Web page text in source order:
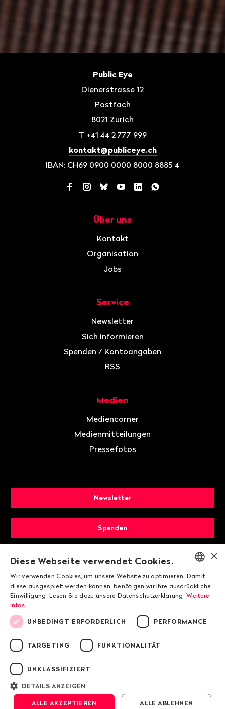
Public Eye
Dienerstrasse 12
Postfach
8021 Zürich
T +41 44 2 777 999
kontakt@publiceye.ch
IBAN: CH69 0900 0000 8000 8885 4
Facebook
Instagram
BlueskyYouTube
LinkedInWhatsApp
Über uns
Kontakt
Organisation
Jobs
Service
Newsletter
Sich informieren
Spenden / Kontoangaben
RSS
Medien
Mediencorner
Medienmitteilungen
Pressefotos
Newsletter
Spenden
Mitglied werden
© 2026 Public Eye
Datenschutzrichtlinie von Public Eye
ENGLISH
DEUTSCH
×
Diese Webseite verwendet Cookies.
Wir verwenden Cookies, um unsere Website zu optimieren. Damit
diese ausgespielt werden können, benötigen wir Ihre ausdrückliche
Einwilligung. Lesen Sie dazu unsere Datenschutzerklärung. Weitere
Infos
UNBEDINGT ERFORDERLICH PERFORMANCE
TARGETING FUNKTIONALITÄT
UNKLASSIFIZIERT
DETAILS ANZEIGEN
ALLE AKZEPTIEREN ALLE ABLEHNEN